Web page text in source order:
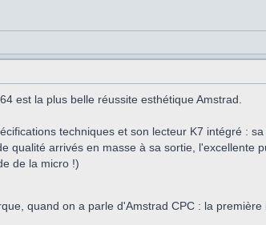
est la plus belle réussite esthétique Amstrad.
techniques et son lecteur K7 intégré :
qualité arrivés en masse à sa sortie, l'excellente
de la micro !)
quand on a parle d'Amstrad CPC : la